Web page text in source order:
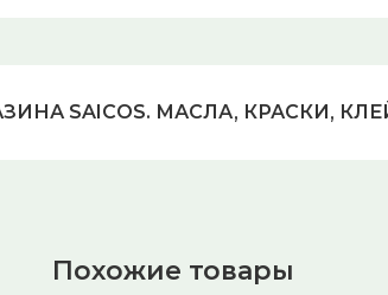
SAICOS. МАСЛА, КРАСКИ,
Похожие товары